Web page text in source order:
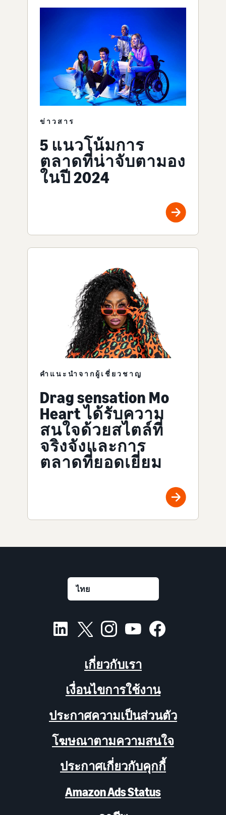
ข่าวสาร
5 แนวโน้มการ
ตลาดที่น่าจับตามอง
ในปี 2024
คำแนะนำจากผู้เชี่ยวชาญ
Drag sensation Mo
Heart ได้รับความ
สนใจด้วยสไตล์ที่
จริงจังและการ
ตลาดที่ยอดเยี่ยม
เกี่ยวกับเรา
เงื่อนไขการใช้งาน
ประกาศความเป็นส่วนตัว
โฆษณาตามความสนใจ
ประกาศเกี่ยวกับคุกกี้
Amazon Ads Status